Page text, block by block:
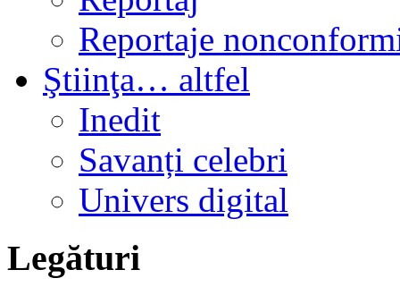
Reportaje
Ştiinţa… altfel
Inedit
Savanți celebri
Univers digital
Legături